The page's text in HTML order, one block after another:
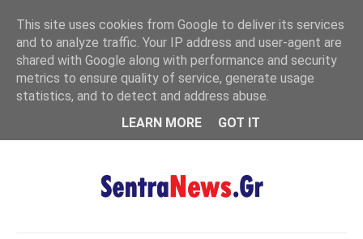
MENU
This site uses cookies from Google to deliver its services
and to analyze traffic. Your IP address and user-agent are
shared with Google along with performance and security
metrics to ensure quality of service, generate usage
statistics, and to detect and address abuse.
LEARN MORE
GOT IT